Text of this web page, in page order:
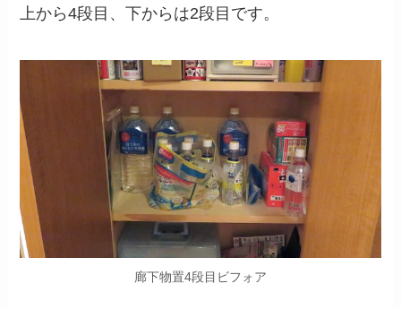
上から4段目、下からは2段目です。
廊下物置4段目ビフォア